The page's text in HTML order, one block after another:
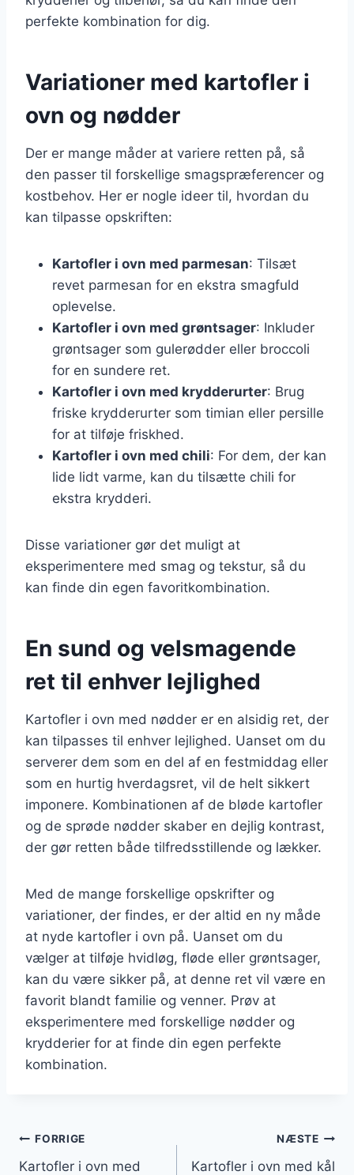
perfekte kombination for dig.
Variationer med kartofler i
ovn og nødder
Der er mange måder at variere retten på, så
den passer til forskellige smagspræferencer og
kostbehov. Her er nogle ideer til, hvordan du
kan tilpasse opskriften:
Kartofler i ovn med parmesan: Tilsæt
revet parmesan for en ekstra smagfuld
oplevelse.
Kartofler i ovn med grøntsager: Inkluder
grøntsager som gulerødder eller broccoli
for en sundere ret.
Kartofler i ovn med krydderurter: Brug
friske krydderurter som timian eller persille
for at tilføje friskhed.
Kartofler i ovn med chili: For dem, der kan
lide lidt varme, kan du tilsætte chili for
ekstra krydderi.
Disse variationer gør det muligt at
eksperimentere med smag og tekstur, så du
kan finde din egen favoritkombination.
En sund og velsmagende
ret til enhver lejlighed
Kartofler i ovn med nødder er en alsidig ret, der
kan tilpasses til enhver lejlighed. Uanset om du
serverer dem som en del af en festmiddag eller
som en hurtig hverdagsret, vil de helt sikkert
imponere. Kombinationen af de bløde kartofler
og de sprøde nødder skaber en dejlig kontrast,
der gør retten både tilfredsstillende og lækker.
Med de mange forskellige opskrifter og
variationer, der findes, er der altid en ny måde
at nyde kartofler i ovn på. Uanset om du
vælger at tilføje hvidløg, fløde eller grøntsager,
kan du være sikker på, at denne ret vil være en
favorit blandt familie og venner. Prøv at
eksperimentere med forskellige nødder og
krydderier for at finde din egen perfekte
kombination.
Indlægsnavigation
FORRIGE
Kartofler i ovn med
NÆSTE
Kartofler i ovn med kål